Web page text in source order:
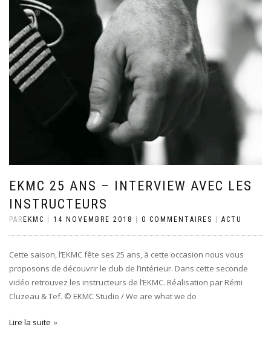
EKMC 25 ANS – INTERVIEW AVEC LES
INSTRUCTEURS
PAREKMC | 14 NOVEMBRE 2018 | 0 COMMENTAIRES | ACTU
Cette saison, l’EKMC fête ses 25 ans, à cette occasion nous vous
proposons de découvrir le club de l’intérieur. Dans cette seconde
vidéo retrouvez les instructeurs de l’EKMC. Réalisation par Rémi
Cluzeau & Tef. © EKMC Studio / We are what we do
Lire la suite